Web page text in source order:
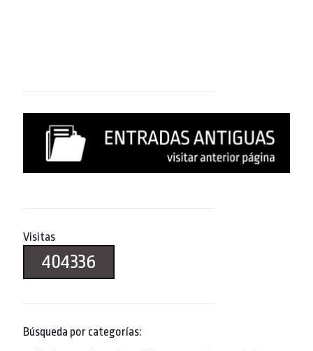
Visitas
404336
Búsqueda por categorías: